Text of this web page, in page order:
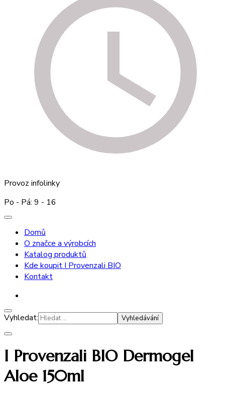
Provoz infolinky
Po - Pá: 9 - 16
Domů
O značce a výrobcích
Katalog produktů
Kde koupit I Provenzali BIO
Kontakt
Vyhledat:
I Provenzali BIO Dermogel
Aloe 150ml